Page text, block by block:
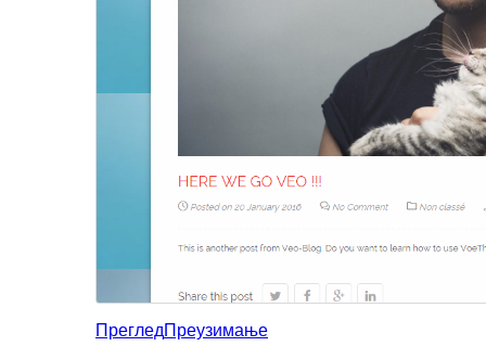
ПрегледПреузимање